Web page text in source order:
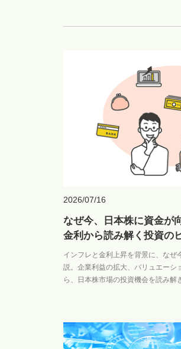
2026/07/16
なぜ今、日本株に資金が
金利から読み解く投資の
インフレと金利上昇を背景に、なぜ
説。企業利益の拡大、バリュエーシ
ら、日本株市場の投資機会を読み解